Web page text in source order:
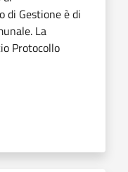
di Gestione è di
La
Protocollo